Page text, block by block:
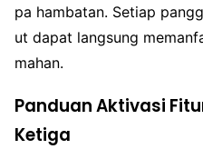
pa hambatan. Setiap
ut dapat langsung
mahan.
Panduan Aktivasi
Ketiga